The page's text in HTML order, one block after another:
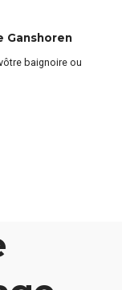
Ganshoren
baignoire ou